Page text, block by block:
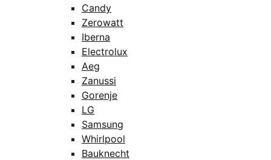
Candy
Zerowatt
Iberna
Electrolux
Aeg
Zanussi
Gorenje
LG
Samsung
Whirlpool
Bauknecht